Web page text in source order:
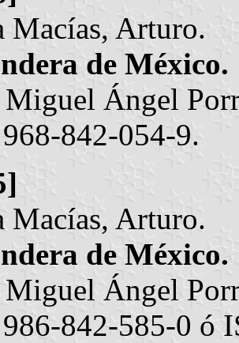
Macías, Arturo.
de México.
Miguel Ángel
968-842-054-9.
Macías, Arturo.
de México.
Miguel Ángel
986-842-585-0 ó